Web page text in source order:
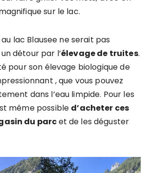
sur le lac.
lac Blausee ne serait pas
détour par l’élevage de truites.
pour son élevage biologique de
, que vous pouvez
dans l’eau limpide. Pour les
même possible d’acheter ces
du parcet de les déguster